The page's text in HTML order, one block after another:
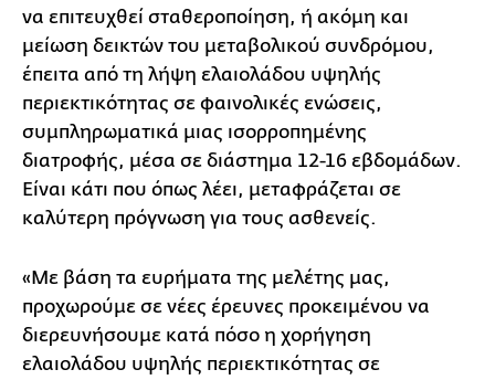
να επιτευχθεί σταθεροποίηση, ή ακόμη και
μείωση δεικτών του μεταβολικού συνδρόμου,
έπειτα από τη λήψη ελαιολάδου υψηλής
περιεκτικότητας σε φαινολικές ενώσεις,
συμπληρωματικά μιας ισορροπημένης
διατροφής, μέσα σε διάστημα 12-16 εβδομάδων.
Είναι κάτι που όπως λέει, μεταφράζεται σε
καλύτερη πρόγνωση για τους ασθενείς.
«Με βάση τα ευρήματα της μελέτης μας,
προχωρούμε σε νέες έρευνες προκειμένου να
διερευνήσουμε κατά πόσο η χορήγηση
ελαιολάδου υψηλής περιεκτικότητας σε